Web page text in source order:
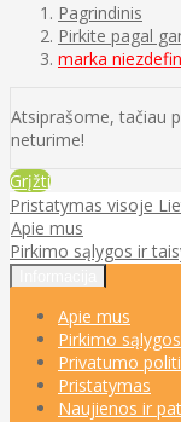
Pagrindinis
Pirkite pagal
marka
Atsiprašome, tačiau
neturime!
Grįžti
Pristatymas visoje
Apie mus
Pirkimo sąlygos ir
Apie mus
Pirkimo
Privatumo
Pristatymas
Naujienos ir